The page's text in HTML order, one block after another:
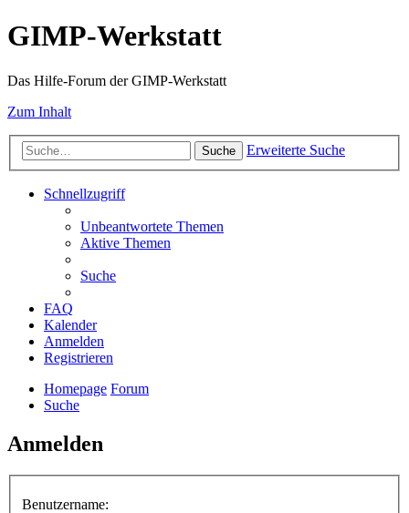
GIMP-Werkstatt
Das Hilfe-Forum der GIMP-Werkstatt
Zum Inhalt
Suche Erweiterte Suche
Schnellzugriff
Unbeantwortete Themen
Aktive Themen
Suche
FAQ
Kalender
Anmelden
Registrieren
Homepage Forum
Suche
Anmelden
Benutzername: